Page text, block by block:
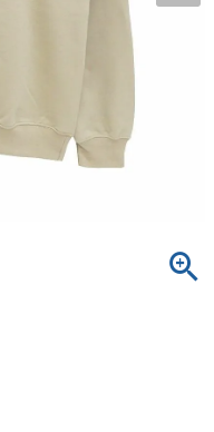
ォーミュ
）